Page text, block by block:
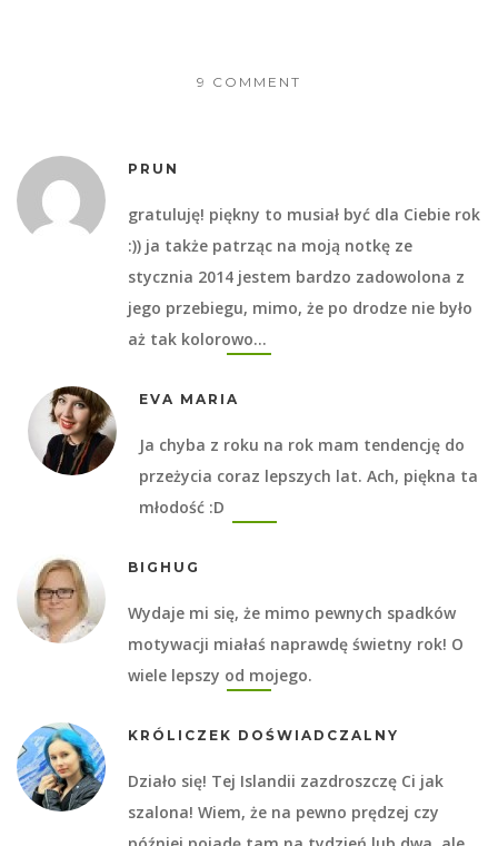
9 COMMENT
PRUN
gratuluję! piękny to musiał być dla Ciebie rok
:)) ja także patrząc na moją notkę ze
stycznia 2014 jestem bardzo zadowolona z
jego przebiegu, mimo, że po drodze nie było
aż tak kolorowo…
EVA MARIA
Ja chyba z roku na rok mam tendencję do
przeżycia coraz lepszych lat. Ach, piękna ta
młodość :D
BIGHUG
Wydaje mi się, że mimo pewnych spadków
motywacji miałaś naprawdę świetny rok! O
wiele lepszy od mojego.
KRÓLICZEK DOŚWIADCZALNY
Działo się! Tej Islandii zazdroszczę Ci jak
szalona! Wiem, że na pewno prędzej czy